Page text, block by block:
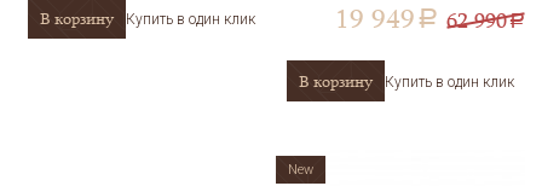
В корзину Купить в один клик 19 949 a 62 990a
В корзину Купить в один клик
New